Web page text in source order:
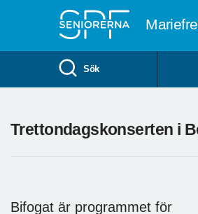
Sök
Trettondagskonserten i
Bifogat är programmet för